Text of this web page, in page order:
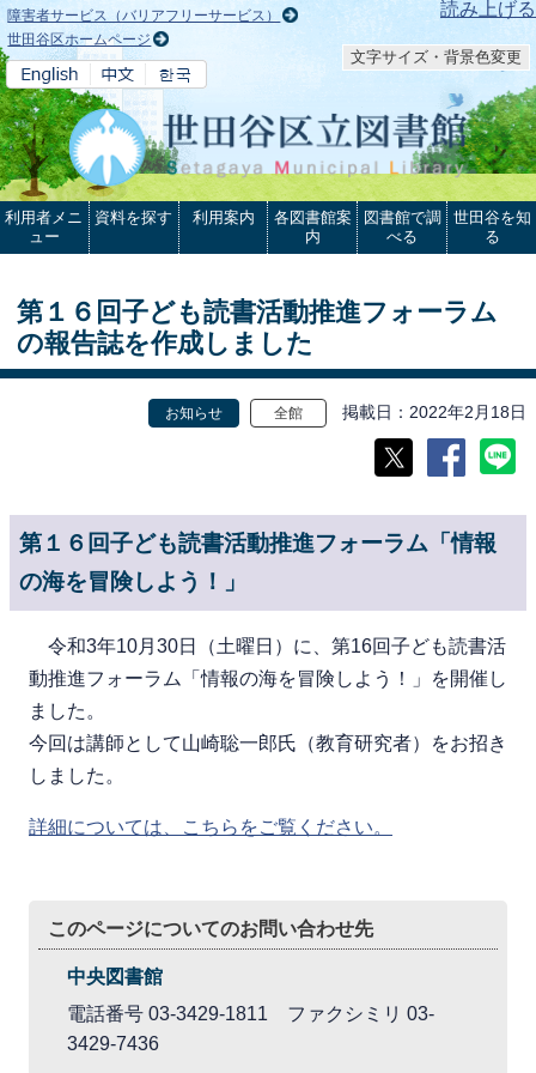
本文へ 読み上げる
障害者サービス（バリアフリーサービス）
世田谷区ホームページ
文字サイズ・背景色変更
利用者メニ
ュー
資料を探す 利用案内
各図書館案
内
図書館で調
べる
世田谷を知
る
第１６回子ども読書活動推進フォーラム
の報告誌を作成しました
お知らせ 全館 掲載日 2022年2月18日
第１６回子ども読書活動推進フォーラム「情報
の海を冒険しよう！」
令和3年10月30日（土曜日）に、第16回子ども読書活
動推進フォーラム「情報の海を冒険しよう！」を開催し
ました。
今回は講師として山崎聡一郎氏（教育研究者）をお招き
しました。
詳細については、こちらをご覧ください。
このページについてのお問い合わせ先
中央図書館
電話番号 03-3429-1811 ファクシミリ 03-
3429-7436